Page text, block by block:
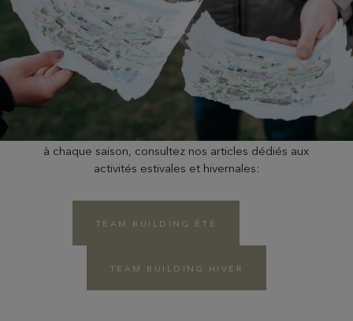
à chaque saison, consultez nos articles dédiés aux
activités estivales et hivernales:
TEAM BUILDING ÉTÉ
TEAM BUILDING HIVER